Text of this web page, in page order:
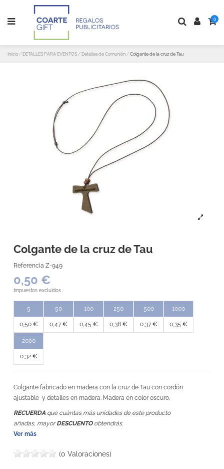
0
Inicio DETALLES PARA EVENTOS Detalles de Comunión Colgante de la cruz de Tau
Colgante de la cruz de Tau
Referencia Z-949
0,50 €
Impuestos excluidos
5
0,50 €
50
0,47 €
100
0,45 €
250
0,38 €
500
0,37 €
1000
0,35 €
2000
0,32 €
Colgante fabricado en madera con la cruz de Tau con cordón
ajustable y detalles en madera. Madera en color oscuro.
RECUERDA que cuántas más unidades de este producto
añadas, mayorDESCUENTOobtendrás.
Ver más
(0 Valoraciones)